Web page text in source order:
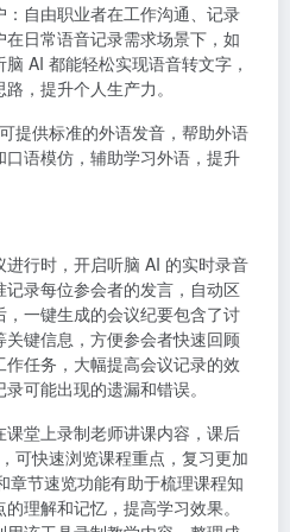
：自由职业者在工作沟通、记录
在日常语音记录需求场景下，如
AI 都能轻松实现语音转文字，
，提升个人生产力。
提供标准的外语发音，帮助外语
语模仿，辅助学习外语，提升
进行时，开启听脑 AI 的实时录音
录每位参会者的发言，自动区
一键生成的会议纪要包含了讨
键信息，方便参会者快速回顾
任务，大幅提高会议记录的效
可能出现的遗漏和错误。
课堂上录制老师讲课内容，课后
可快速浏览课程重点，复习更加
章节速览功能有助于梳理课程知
理解和记忆，提高学习效果。